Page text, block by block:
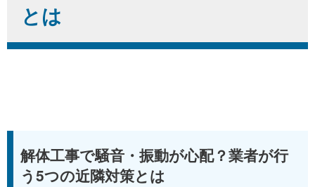
とは
解体工事で騒音・振動が心配？業者が行
う5つの近隣対策とは